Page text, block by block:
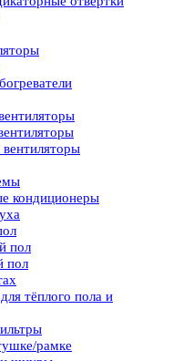
кондиционеры
пол
пол
тёплого пола и
рамке